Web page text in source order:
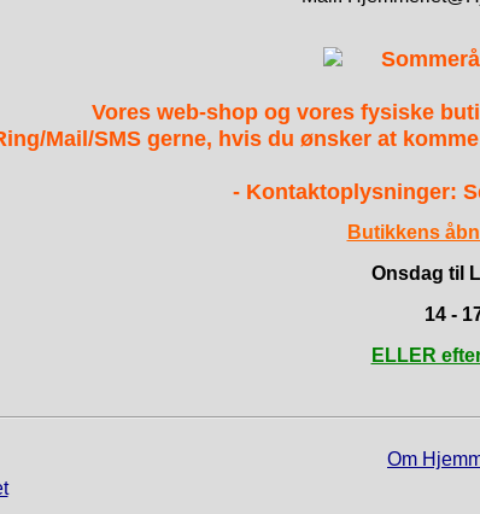
Vores web-shop og vores fysiske
Mail/SMS gerne, hvis du ønsker at
- Kontaktoplysninger:
Butikkens
Onsdag til
14 -
ELLER
Om